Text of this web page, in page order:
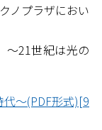
ノプラザにおい
21世紀は光の
～(PDF形式)[9